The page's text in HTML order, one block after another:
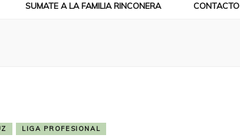
SUMATE A LA FAMILIA RINCONERA CONTACTO
LIGA PROFESIONAL